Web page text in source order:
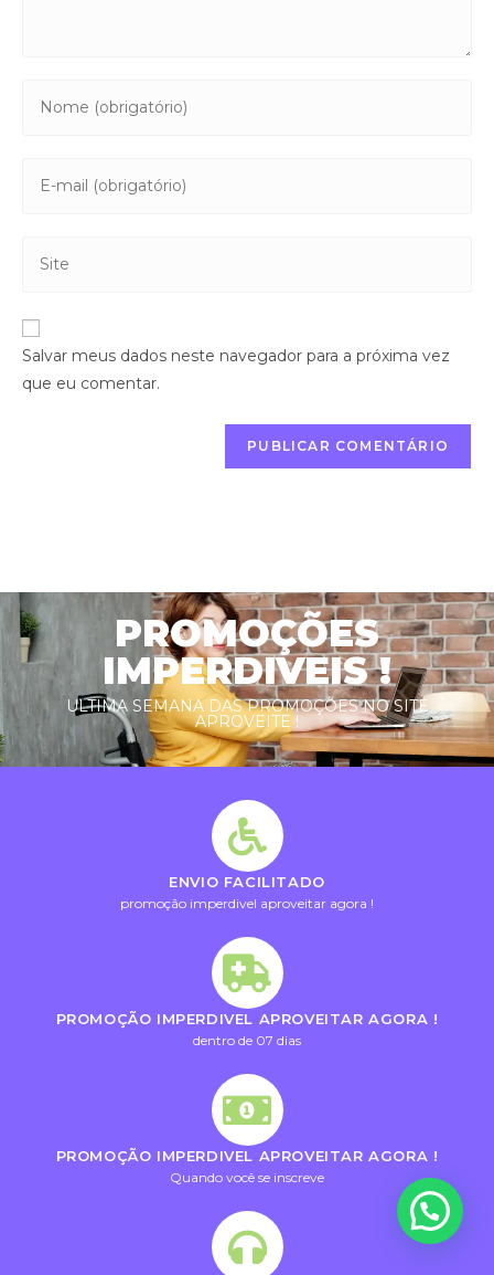
Salvar meus dados neste navegador para a próxima vez
que eu comentar.
PROMOÇÕES
IMPERDIVEIS !
ULTIMA SEMANA DAS PROMOÇÕES NO SITE
APROVEITE !
ENVIO FACILITADO
promoção imperdivel aproveitar agora !
PROMOÇÃO IMPERDIVEL APROVEITAR AGORA !
dentro de 07 dias
PROMOÇÃO IMPERDIVEL APROVEITAR AGORA !
Quando você se inscreve